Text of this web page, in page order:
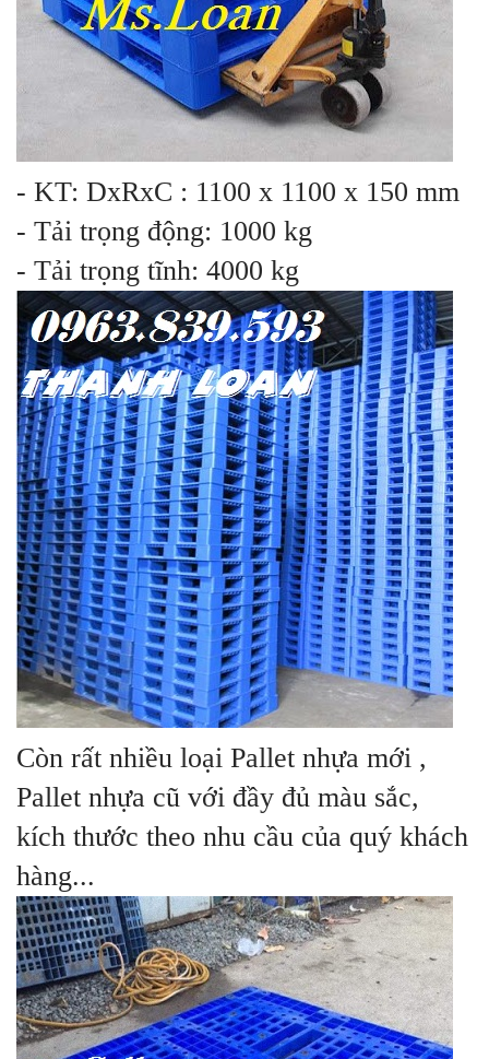
- KT: DxRxC : 1100 x 1100 x 150 mm
- Tải trọng động: 1000 kg
- Tải trọng tĩnh: 4000 kg
Còn rất nhiều loại Pallet nhựa mới ,
Pallet nhựa cũ với đầy đủ màu sắc,
kích thước theo nhu cầu của quý khách
hàng...